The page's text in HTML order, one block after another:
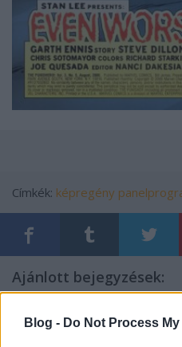
Blog - Do Not Process
Címkék: képregény
Ajánlott bejegyzések:
Párbaj